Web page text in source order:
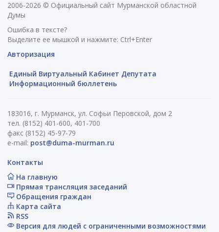
2006-2026 © Официальный сайт Мурманской областной
Думы
Ошибка в тексте?
Выделите ее мышкой и нажмите: Ctrl+Enter
Авторизация
Единый Виртуальный Кабинет Депутата
Информационный бюллетень
183016, г. Мурманск, ул. Софьи Перовской, дом 2
тел. (8152) 401-600, 401-700
факс (8152) 45-97-79
e-mail: post@duma-murman.ru
Контакты
На главную
Прямая трансляция заседаний
Обращения граждан
Карта сайта
RSS
Версия для людей с ограниченными возможностями